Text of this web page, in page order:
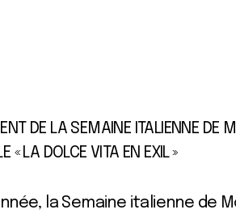
DE LA SEMAINE ITALIENNE DE
« LA DOLCE VITA EN EXIL »
la Semaine italienne de